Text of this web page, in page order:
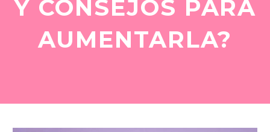
Y CONSEJOS PARA
AUMENTARLA?